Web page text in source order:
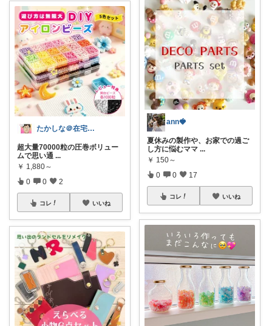
たかしな＠在宅ワーカー
超大量70000粒の圧巻ボリュー
ムで思い通 ...
￥ 1,880～
0 0 2
コレ いいね
ann🍓
夏休みの製作や、お家での過ご
し方に悩むママ ...
￥ 150～
0 0 17
コレ いいね